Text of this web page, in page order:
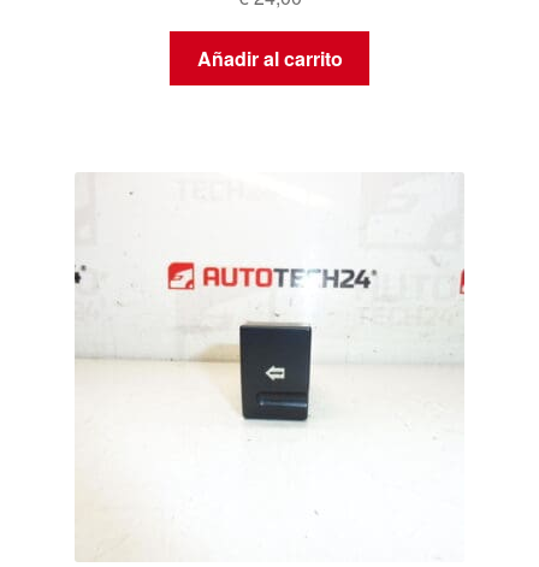
Añadir al carrito